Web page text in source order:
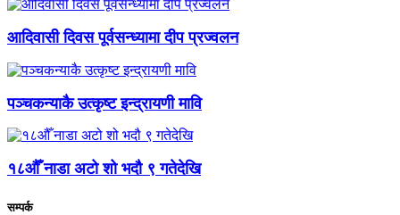
आदिवासी दिवस पूर्वसन्ध्यामा दीप प्रज्वलन
पञ्चकन्याकै उत्कृष्ट इन्द्रायणी मावि
१८औँ नाडा अटो शो भदौ ९ गतेदेखि
सम्पर्क